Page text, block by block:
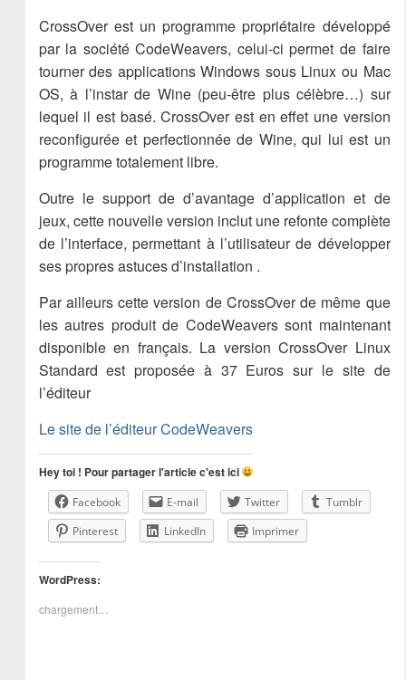
CrossOver est un programme propriétaire développé
par la société CodeWeavers, celui-ci permet de faire
tourner des applications Windows sous Linux ou Mac
OS, à l’instar de Wine (peu-être plus célèbre…) sur
lequel il est basé. CrossOver est en effet une version
reconfigurée et perfectionnée de Wine, qui lui est un
programme totalement libre.
Outre le support de d’avantage d’application et de
jeux, cette nouvelle version inclut une refonte complète
de l’interface, permettant à l’utilisateur de développer
ses propres astuces d’installation .
Par ailleurs cette version de CrossOver de même que
les autres produit de CodeWeavers sont maintenant
disponible en français. La version CrossOver Linux
Standard est proposée à 37 Euros sur le site de
l’éditeur
Le site de l’éditeur CodeWeavers
Hey toi ! Pour partager l'article c'est ici
Facebook E-mail Twitter
Tumblr
Pinterest
LinkedIn Imprimer
WordPress:
chargement…